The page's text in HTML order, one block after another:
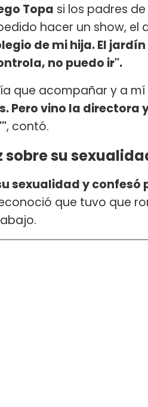
Topa si los padres de
hacer un show, el
de mi hija. El
no puedo ir".
que acompañar y a mí
Pero vino la directora
, contó.
sobre su
sexualidad y confesó
que tuvo que